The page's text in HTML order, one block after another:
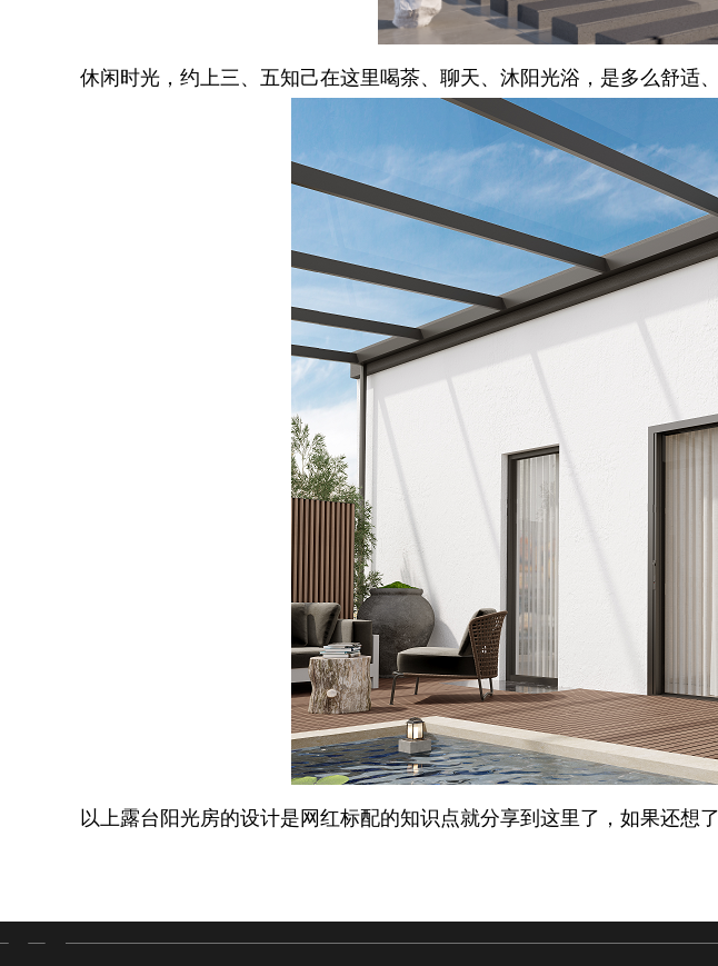
休闲时光，约上三、五知己在这里喝茶、聊天、沐阳光浴，是多么舒适
以上露台阳光房的设计是网红标配的知识点就分享到这里了，如果还想